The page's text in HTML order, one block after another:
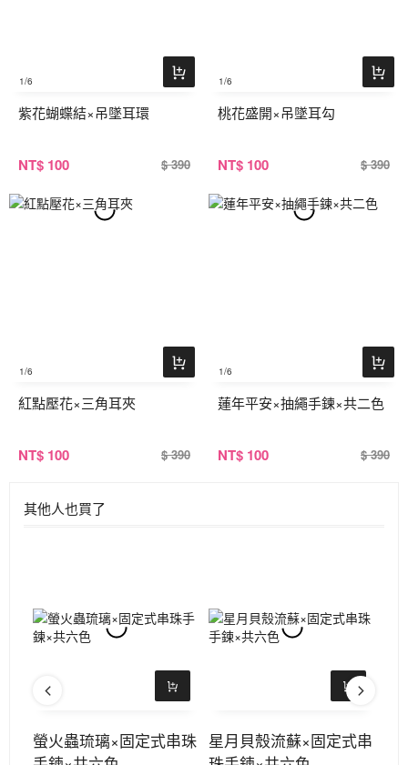
1/6
紫花蝴蝶結×吊墜耳環
NT$ 100 $ 390
1/6
桃花盛開×吊墜耳勾
NT$ 100 $ 390
1/6
紅點壓花×三角耳夾
NT$ 100 $ 390
1/6
蓮年平安×抽繩手鍊×共二色
NT$ 100 $ 390
其他人也買了
螢火蟲琉璃×固定式串珠 星月貝殼流蘇×固定式串